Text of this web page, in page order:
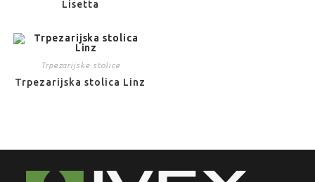
Lisetta
Trpezarijske stolice
Trpezarijska stolica Linz